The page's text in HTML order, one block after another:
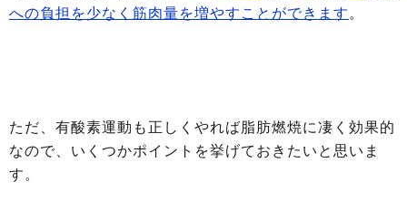
への負担を少なく筋肉量を増やすことができます 。
ただ、有酸素運動も正しくやれば脂肪燃焼に凄く効果的
なので、いくつかポイントを挙げておきたいと思いま
す。